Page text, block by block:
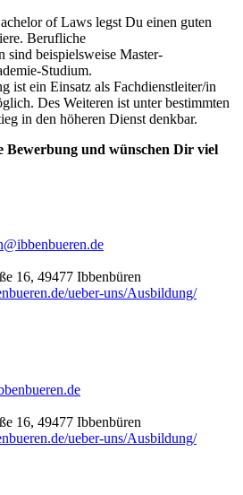
of Laws legst Du einen guten
Berufliche
sind beispielsweise Master-
Studium.
ist ein Einsatz als Fachdienstleiter/in
Des Weiteren ist unter bestimmten
in den höheren Dienst denkbar.
Bewerbung und wünschen Dir viel
16, 49477 Ibbenbüren
ueber-uns/Ausbildung/
16, 49477 Ibbenbüren
ueber-uns/Ausbildung/